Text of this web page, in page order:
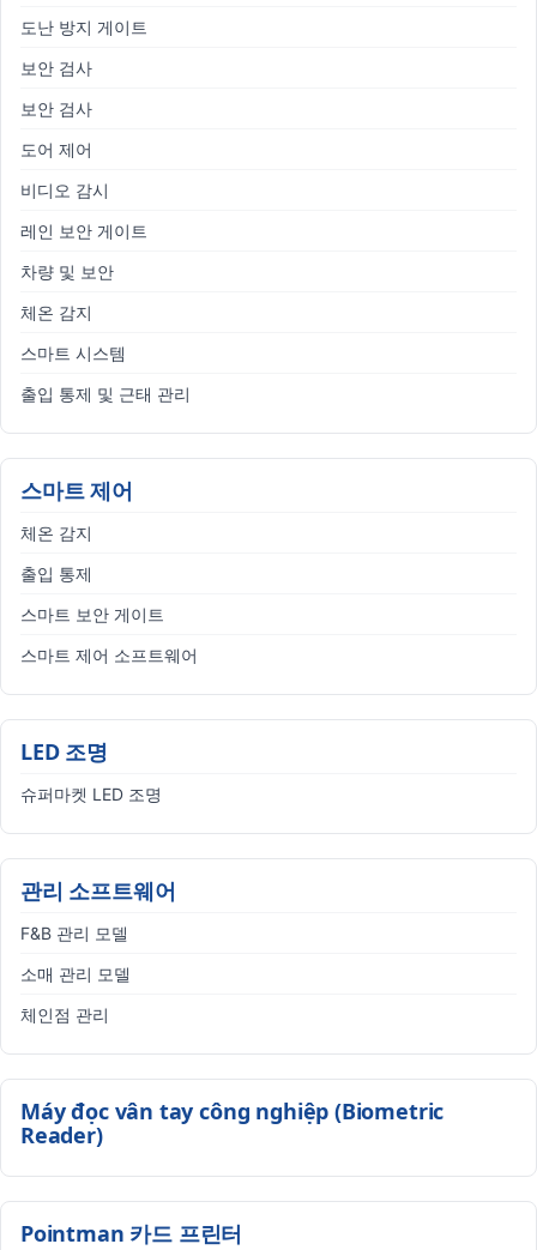
도난 방지 게이트
보안 검사
보안 검사
도어 제어
비디오 감시
레인 보안 게이트
차량 및 보안
체온 감지
스마트 시스템
출입 통제 및 근태 관리
스마트 제어
체온 감지
출입 통제
스마트 보안 게이트
스마트 제어 소프트웨어
LED 조명
슈퍼마켓 LED 조명
관리 소프트웨어
F&B 관리 모델
소매 관리 모델
체인점 관리
Máy đọc vân tay công nghiệp (Biometric
Reader)
Pointman 카드 프린터